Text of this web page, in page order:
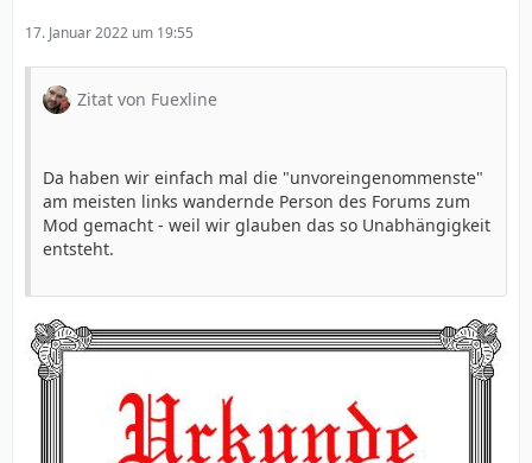
17. Januar 2022 um 19:55
Zitat von Fuexline
Da haben wir einfach mal die "unvoreingenommenste"
am meisten links wandernde Person des Forums zum
Mod gemacht - weil wir glauben das so Unabhängigkeit
entsteht.